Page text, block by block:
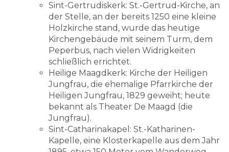
Sint-Gertrudiskerk: St.-Gertrud-Kirche, an
der Stelle, an der bereits 1250 eine kleine
Holzkirche stand, wurde das heutige
Kirchengebäude mit seinem Turm, dem
Peperbus, nach vielen Widrigkeiten
schließlich errichtet.
Heilige Maagdkerk: Kirche der Heiligen
Jungfrau, die ehemalige Pfarrkirche der
Heiligen Jungfrau, 1829 geweiht; heute
bekannt als Theater De Maagd (die
Jungfrau).
Sint-Catharinakapel: St.-Katharinen-
Kapelle, eine Klosterkapelle aus dem Jahr